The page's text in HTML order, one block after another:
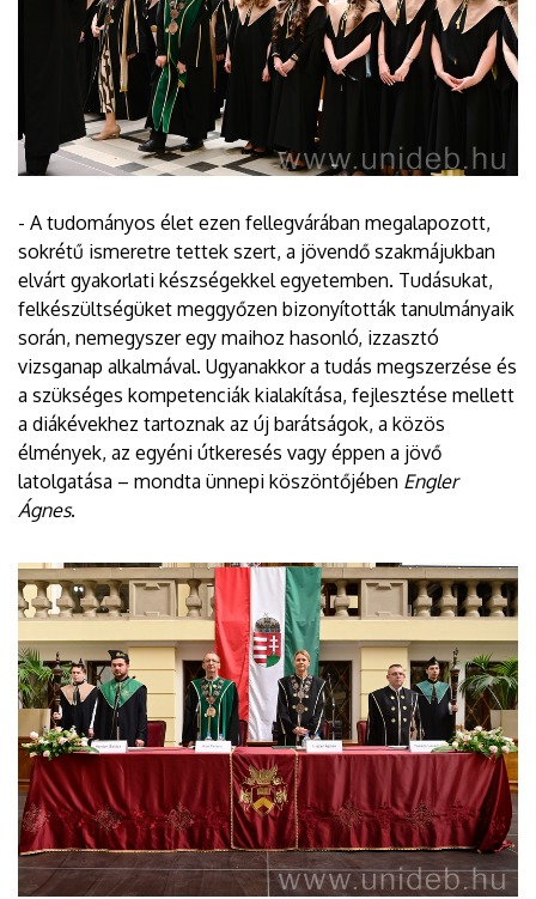
- A tudományos élet ezen fellegvárában megalapozott,
sokrétű ismeretre tettek szert, a jövendő szakmájukban
elvárt gyakorlati készségekkel egyetemben. Tudásukat,
felkészültségüket meggyőzen bizonyították tanulmányaik
során, nemegyszer egy maihoz hasonló, izzasztó
vizsganap alkalmával. Ugyanakkor a tudás megszerzése és
a szükséges kompetenciák kialakítása, fejlesztése mellett
a diákévekhez tartoznak az új barátságok, a közös
élmények, az egyéni útkeresés vagy éppen a jövő
latolgatása – mondta ünnepi köszöntőjében Engler
Ágnes.